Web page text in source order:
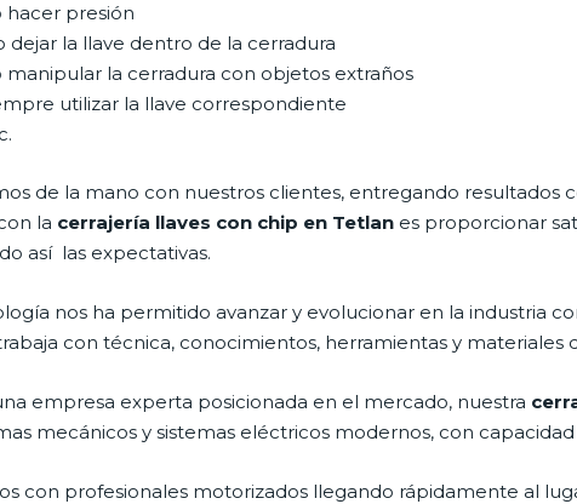
hacer presión
dejar la llave dentro de la cerradura
manipular la cerradura con objetos extraños
utilizar la llave correspondiente
de la mano con nuestros clientes, entregando
la cerrajería llaves con chip en Tetlan es proporcionar
así las expectativas.
nos ha permitido avanzar y evolucionar en la industria
con técnica, conocimientos, herramientas y materiales
empresa experta posicionada en el mercado, nuestra
mecánicos y sistemas eléctricos modernos, con
con profesionales motorizados llegando rápidamente al